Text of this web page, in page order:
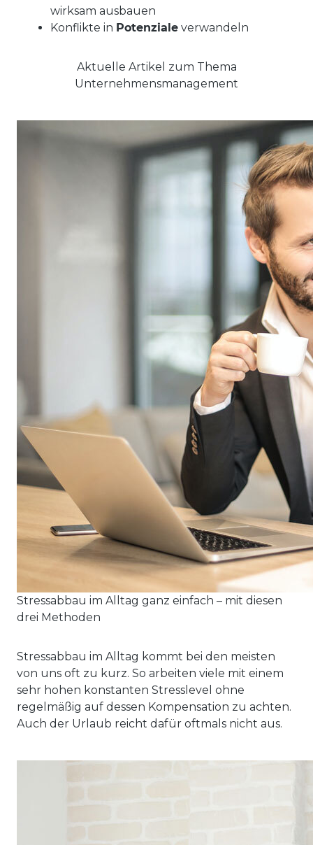
wirksam ausbauen
Konflikte in Potenziale verwandeln
Aktuelle Artikel zum Thema
Unternehmensmanagement
Stressabbau im Alltag ganz einfach – mit diesen
drei Methoden
Stressabbau im Alltag kommt bei den meisten
von uns oft zu kurz. So arbeiten viele mit einem
sehr hohen konstanten Stresslevel ohne
regelmäßig auf dessen Kompensation zu achten.
Auch der Urlaub reicht dafür oftmals nicht aus.